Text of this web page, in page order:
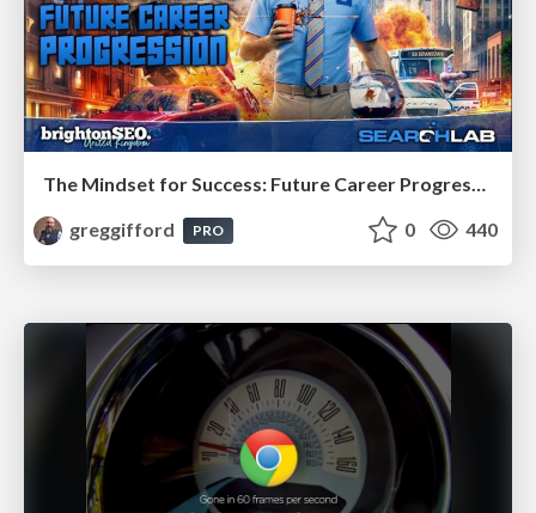
The Mindset for Success: Future Career Progression
greggifford
PRO 0 440